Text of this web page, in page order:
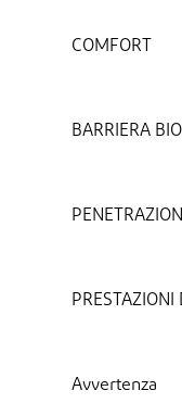
COMFORT
BARRIERA
Avvertenza